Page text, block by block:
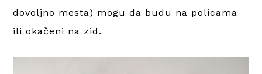
dovoljno mesta) mogu da budu na policama
ili okačeni na zid.